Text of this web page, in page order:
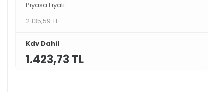
Piyasa Fiyatı
2.135,59 TL
Kdv Dahil
1.423,73 TL